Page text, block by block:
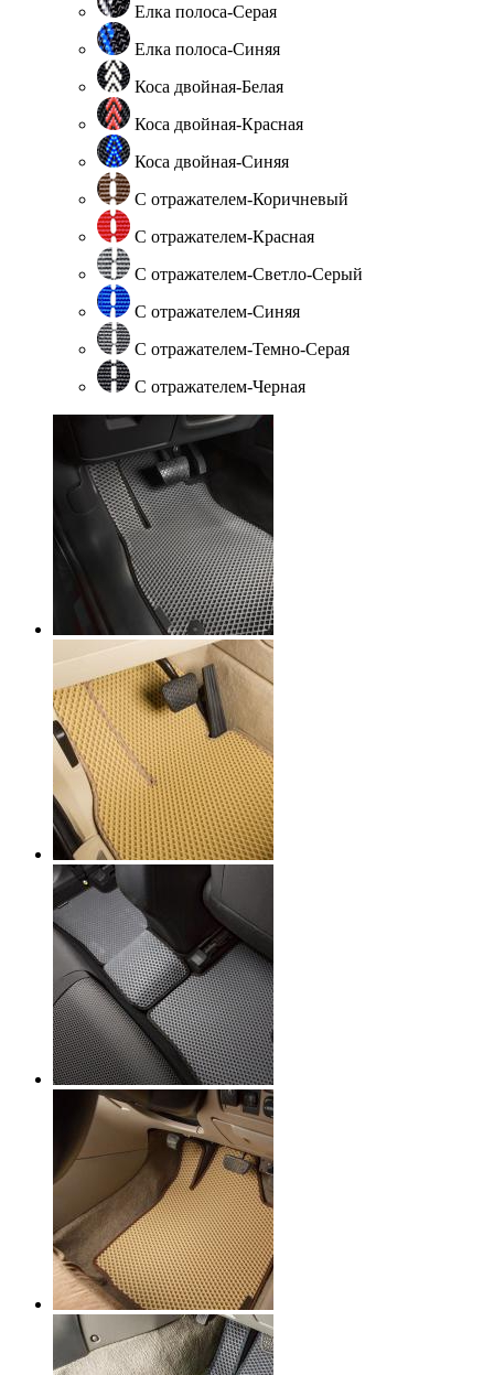
Елка полоса-Серая
Елка полоса-Синяя
Коса двойная-Белая
Коса двойная-Красная
Коса двойная-Синяя
С отражателем-Коричневый
С отражателем-Красная
С отражателем-Светло-Серый
С отражателем-Синяя
С отражателем-Темно-Серая
С отражателем-Черная